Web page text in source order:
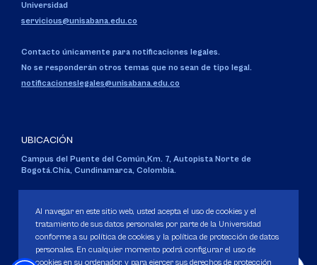
Universidad
servicious@unisabana.edu.co
Contacto únicamente para notificaciones legales.
No se responderán otros temas que no sean de tipo legal.
notificacioneslegales@unisabana.edu.co
UBICACIÓN
Campus del Puente del Común,Km. 7, Autopista Norte de
Bogotá.Chía, Cundinamarca, Colombia.
Personería Jurídica:Resolución 130 del 14 de enero de 1980.
Ministerio de Educación Nacional.
Al navegar en este sitio web, usted acepta el uso de cookies y el
tratamiento de sus datos personales por parte de la Universidad
conforme a su política de cookies y la política de protección de datos
personales. En cualquier momento podrá configurar el uso de
cookies en su ordenador, y para ejercer sus derechos de protección